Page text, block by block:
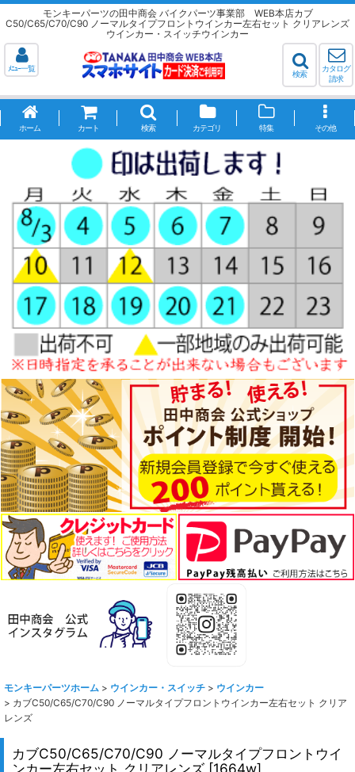
モンキーパーツの田中商会 バイクパーツ事業部 WEB本店カブ
C50/C65/C70/C90 ノーマルタイプフロントウインカー左右セット クリアレンズ
ウインカー・スイッチウインカー
ﾒﾆｭｰ一覧
検索
カタログ
請求
ホーム カート 検索 カテゴリ 特集 その他
モンキーパーツホーム > ウインカー・スイッチ > ウインカー
> カブC50/C65/C70/C90 ノーマルタイプフロントウインカー左右セット クリア
レンズ
カブC50/C65/C70/C90 ノーマルタイプフロントウイ